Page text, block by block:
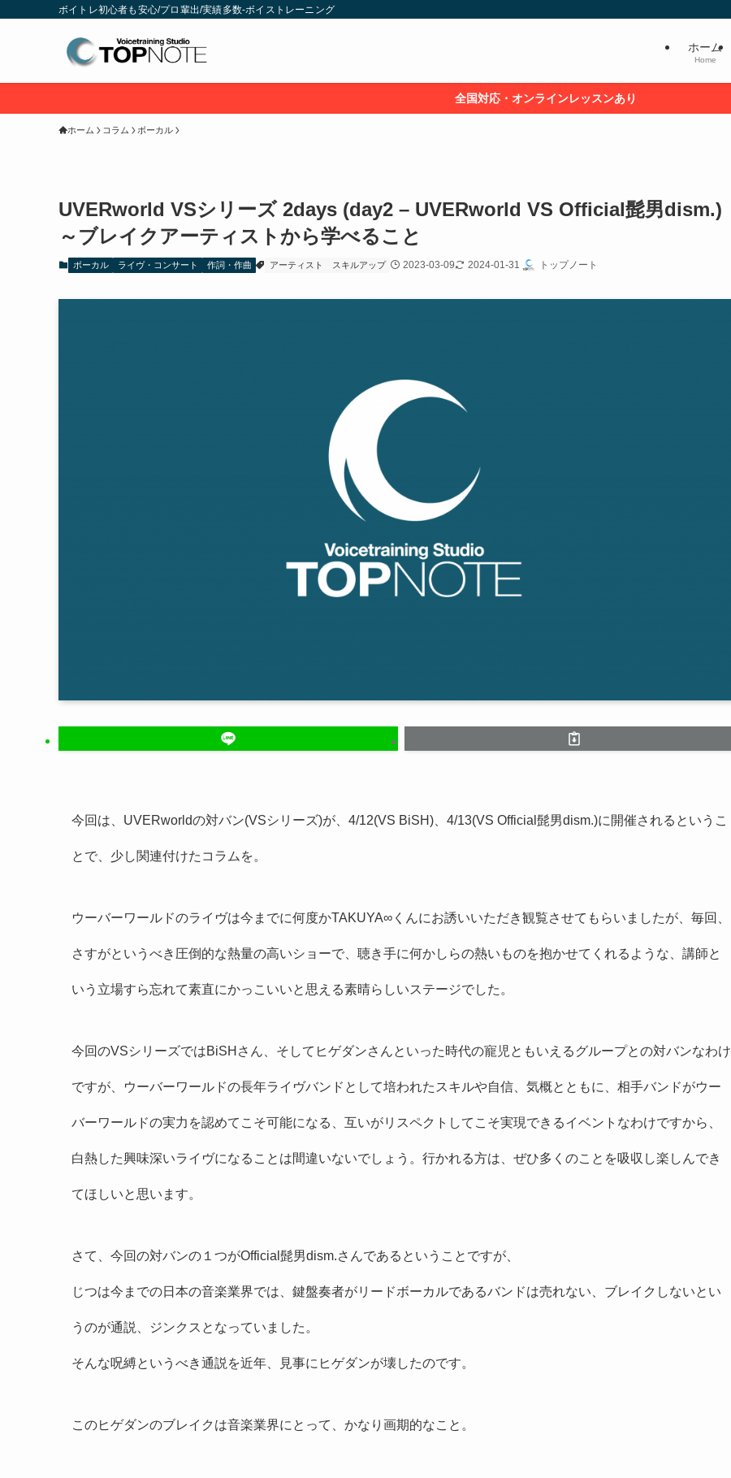
ボイトレ初心者も安心/プロ輩出/実績多数-ボイストレーニング
ホーム
Home
全国対応・オンラインレッスンあり
ホーム コラム ボーカル
UVERworld VSシリーズ 2days (day2 – UVERworld VS Official髭男dism.)
～ブレイクアーティストから学べること
ボーカル ライヴ・コンサート 作詞・作曲 アーティスト スキルアップ 2023-03-09 2024-01-31 トップノート
今回は、UVERworldの対バン(VSシリーズ)が、4/12(VS BiSH)、4/13(VS Official髭男dism.)に開催されるというこ
とで、少し関連付けたコラムを。
ウーバーワールドのライヴは今までに何度かTAKUYA∞くんにお誘いいただき観覧させてもらいましたが、毎回、
さすがというべき圧倒的な熱量の高いショーで、聴き手に何かしらの熱いものを抱かせてくれるような、講師と
いう立場すら忘れて素直にかっこいいと思える素晴らしいステージでした。
今回のVSシリーズではBiSHさん、そしてヒゲダンさんといった時代の寵児ともいえるグループとの対バンなわけ
ですが、ウーバーワールドの長年ライヴバンドとして培われたスキルや自信、気概とともに、相手バンドがウー
バーワールドの実力を認めてこそ可能になる、互いがリスペクトしてこそ実現できるイベントなわけですから、
白熱した興味深いライヴになることは間違いないでしょう。行かれる方は、ぜひ多くのことを吸収し楽しんでき
てほしいと思います。
さて、今回の対バンの１つがOfficial髭男dism.さんであるということですが、
じつは今までの日本の音楽業界では、鍵盤奏者がリードボーカルであるバンドは売れない、ブレイクしないとい
うのが通説、ジンクスとなっていました。
そんな呪縛というべき通説を近年、見事にヒゲダンが壊したのです。
このヒゲダンのブレイクは音楽業界にとって、かなり画期的なこと。